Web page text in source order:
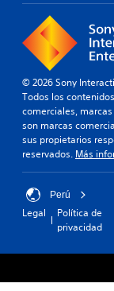
© 2026 Sony
Todos los
comerciales,
son marcas
sus propietarios
reservados. Más
Perú
Legal
Política de
privacidad